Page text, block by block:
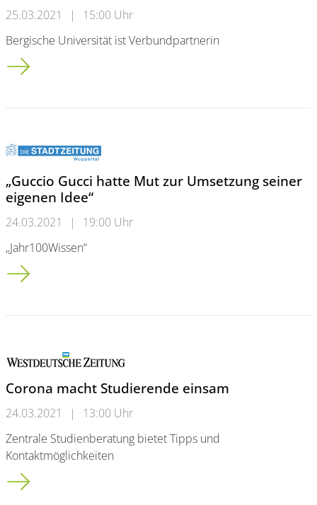
25.03.2021 |
15:00 Uhr
Bergische Universität ist Verbundpartnerin
UpTrain: Triale Weiterbildung für die Mobilitäts-Branche
„Guccio Gucci hatte Mut zur Umsetzung seiner
eigenen Idee“
24.03.2021 |
19:00 Uhr
„Jahr100Wissen“
„Guccio Gucci hatte Mut zur Umsetzung seiner eigenen Idee“
Corona macht Studierende einsam
24.03.2021 |
13:00 Uhr
Zentrale Studienberatung bietet Tipps und
Kontaktmöglichkeiten
Corona macht Studierende einsam